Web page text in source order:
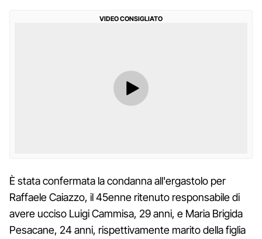
VIDEO CONSIGLIATO
È stata confermata la condanna all'ergastolo per
Raffaele Caiazzo, il 45enne ritenuto responsabile di
avere ucciso Luigi Cammisa, 29 anni, e Maria Brigida
Pesacane, 24 anni, rispettivamente marito della figlia